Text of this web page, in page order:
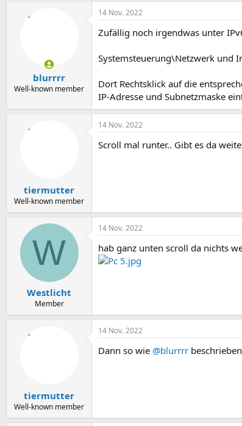
blurrrr
Well-known member
14 Nov. 2022
Zufällig noch irgendwas unter
Systemsteuerung\Netzwerk und
Dort Rechtsklick auf die
IP-Adresse und Subnetzmaske
tiermutter
Well-known member
14 Nov. 2022
Scroll mal runter.. Gibt es da
W
Westlicht
Member
14 Nov. 2022
hab ganz unten scroll da nichts
tiermutter
Well-known member
14 Nov. 2022
Dann so wie @blurrrr